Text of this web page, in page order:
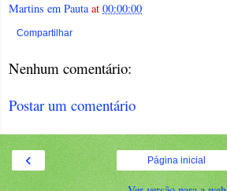
Martins em Pauta at 00:00:00
Compartilhar
Nenhum comentário:
Postar um comentário
‹ Página inicial